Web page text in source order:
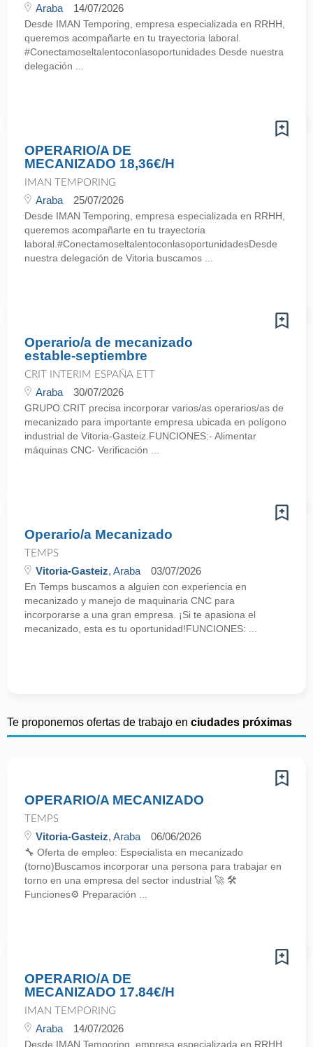
Araba 14/07/2026
Desde IMAN Temporing, empresa especializada en RRHH,
queremos acompañarte en tu trayectoria laboral.
#Conectamoseltalentoconlasoportunidades Desde nuestra
delegación ...
OPERARIO/A DE
MECANIZADO 18,36€/H
IMAN TEMPORING
Araba 25/07/2026
Desde IMAN Temporing, empresa especializada en RRHH,
queremos acompañarte en tu trayectoria
laboral.#ConectamoseltalentoconlasoportunidadesDesde
nuestra delegación de Vitoria buscamos ...
Operario/a de mecanizado
estable-septiembre
CRIT INTERIM ESPAÑA ETT
Araba 30/07/2026
GRUPO CRIT precisa incorporar varios/as operarios/as de
mecanizado para importante empresa ubicada en polígono
industrial de Vitoria-Gasteiz.FUNCIONES:- Alimentar
máquinas CNC- Verificación ...
Operario/a Mecanizado
TEMPS
Vitoria-Gasteiz, Araba 03/07/2026
En Temps buscamos a alguien con experiencia en
mecanizado y manejo de maquinaria CNC para
incorporarse a una gran empresa. ¡Si te apasiona el
mecanizado, esta es tu oportunidad!FUNCIONES: ...
Te proponemos ofertas de trabajo en ciudades próximas
OPERARIO/A MECANIZADO
TEMPS
Vitoria-Gasteiz, Araba 06/06/2026
🔧 Oferta de empleo: Especialista en mecanizado
(torno)Buscamos incorporar una persona para trabajar en
torno en una empresa del sector industrial 🚀 🛠️
Funciones⚙️ Preparación ...
OPERARIO/A DE
MECANIZADO 17.84€/H
IMAN TEMPORING
Araba 14/07/2026
Desde IMAN Temporing, empresa especializada en RRHH,